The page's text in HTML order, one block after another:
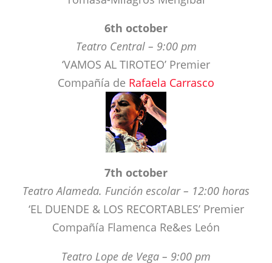
‘VAMOS AL TIROTEO’ Premier
Compañía deRafaela Carrasco
7th october
Teatro Alameda. Función escolar – 12:00 horas
‘EL DUENDE & LOS RECORTABLES’ Premier
Compañía Flamenca Re&es León
‘ALQUITARA. LA ESENCIA DE LOS SENTIDOS’
José María Gallardo del Re&